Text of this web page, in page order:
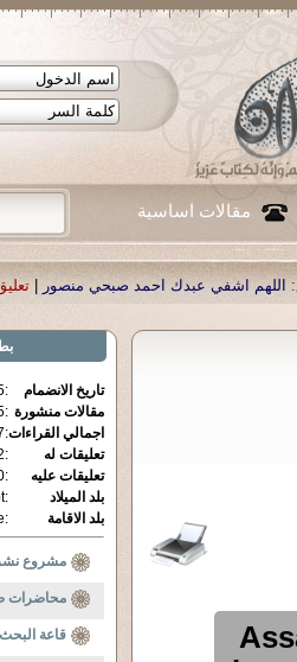
مقالات اساسية
منصور|تعليق: ...
|تعليق: شكرا جزيلا
تاريخ الانضمام :
مقالات منشورة :
اجمالي القراءات:
تعليقات له
:
تعليقات عليه
:
بلد الميلاد
:
بلد الاقامة
:
مشروع
محاضرات
قاعة